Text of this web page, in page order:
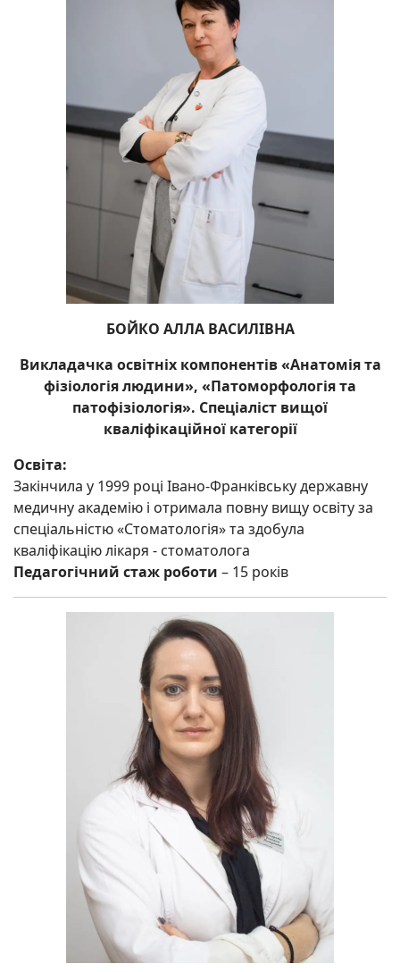
БОЙКО АЛЛА ВАСИЛІВНА
Викладачка освітніх компонентів «Анатомія та
фізіологія людини», «Патоморфологія та
патофізіологія». Спеціаліст вищої
кваліфікаційної категорії
Освіта:
Закінчила у 1999 році Івано-Франківську державну
медичну академію і отримала повну вищу освіту за
спеціальністю «Стоматологія» та здобула
кваліфікацію лікаря - стоматолога
Педагогічний стаж роботи – 15 років